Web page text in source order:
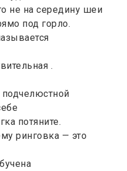
не на середину шеи
под горло.
.
подчелюстной
потяните.
ринговка — это